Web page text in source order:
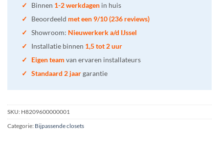
✓ Binnen 1-2 werkdagen in huis
✓
Beoordeeld met een 9/10 (236 reviews)
✓ Showroom: Nieuwerkerk a/d IJssel
✓
Installatie binnen 1,5 tot 2 uur
✓
Eigen team van ervaren installateurs
✓ Standaard 2 jaargarantie
SKU: H8209600000001
Categorie: Bijpassende closets